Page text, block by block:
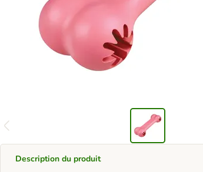
Description du produit